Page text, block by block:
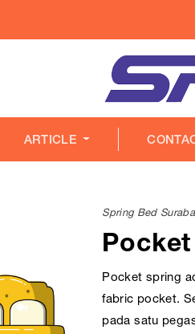
ARTICLE
Spring Bed
Pocket spring
fabric pocket.
pada satu